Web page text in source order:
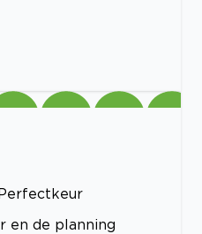
en de planning